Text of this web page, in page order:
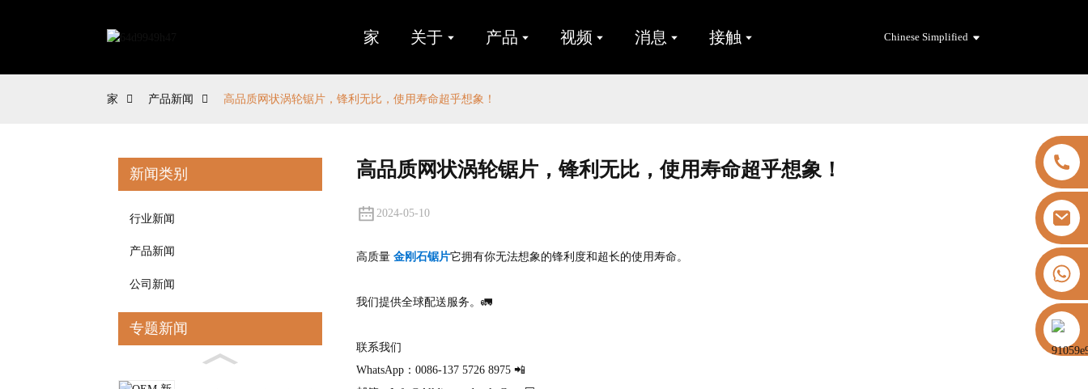
家 关于 产品 视频 消息 接触 Chinese Simplified
家 产品新闻 高品质网状涡轮锯片，锋利无比，使用寿命超乎想象！
新闻类别
行业新闻
产品新闻
公司新闻
专题新闻
高品质网状涡轮锯片，锋利无比，使用寿命超乎想象！
2024-05-10
高质量 金刚石锯片它拥有你无法想象的锋利度和超长的使用寿命。
我们提供全球配送服务。🚛
联系我们
WhatsApp：0086-137 5726 8975 📲